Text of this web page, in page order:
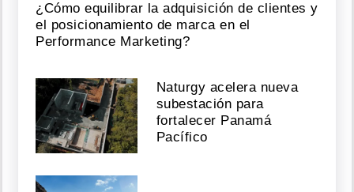
¿Cómo equilibrar la adquisición de clientes y
el posicionamiento de marca en el
Performance Marketing?
Naturgy acelera nueva
subestación para
fortalecer Panamá
Pacífico